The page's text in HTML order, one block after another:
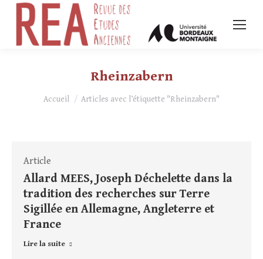
Rheinzabern
Vous êtes ici :
Accueil Articles avec l’étiquette "Rheinzabern"
Article
Allard MEES, Joseph Déchelette dans la
tradition des recherches sur Terre
Sigillée en Allemagne, Angleterre et
France
Lire la suite